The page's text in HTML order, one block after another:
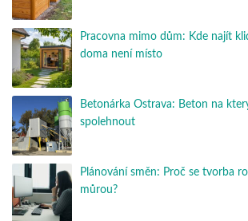
Pracovna mimo dům: Kde najít
doma není místo
Betonárka Ostrava: Beton na
spolehnout
Plánování směn: Proč se tvorba
můrou?